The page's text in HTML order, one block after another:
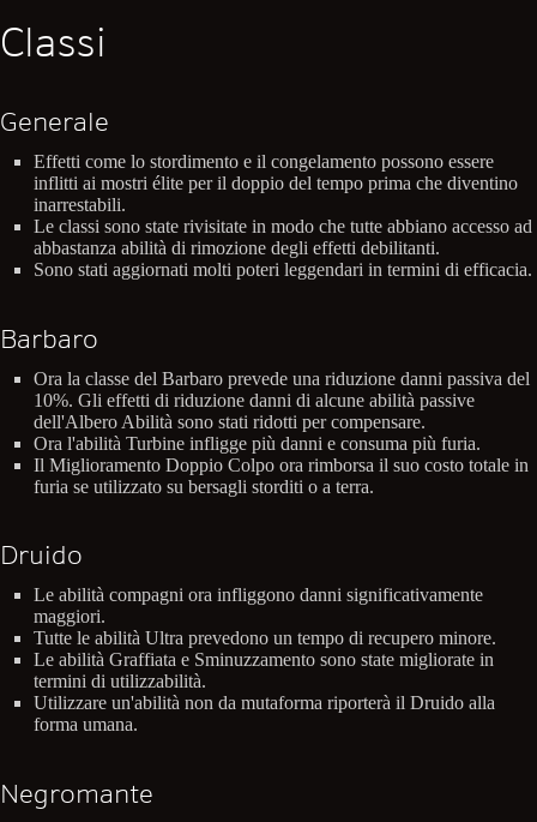
Classi
Generale
Effetti come lo stordimento e il congelamento possono essere
inflitti ai mostri élite per il doppio del tempo prima che diventino
inarrestabili.
Le classi sono state rivisitate in modo che tutte abbiano accesso ad
abbastanza abilità di rimozione degli effetti debilitanti.
Sono stati aggiornati molti poteri leggendari in termini di efficacia.
Barbaro
Ora la classe del Barbaro prevede una riduzione danni passiva del
10%. Gli effetti di riduzione danni di alcune abilità passive
dell'Albero Abilità sono stati ridotti per compensare.
Ora l'abilità Turbine infligge più danni e consuma più furia.
Il Miglioramento Doppio Colpo ora rimborsa il suo costo totale in
furia se utilizzato su bersagli storditi o a terra.
Druido
Le abilità compagni ora infliggono danni significativamente
maggiori.
Tutte le abilità Ultra prevedono un tempo di recupero minore.
Le abilità Graffiata e Sminuzzamento sono state migliorate in
termini di utilizzabilità.
Utilizzare un'abilità non da mutaforma riporterà il Druido alla
forma umana.
Negromante